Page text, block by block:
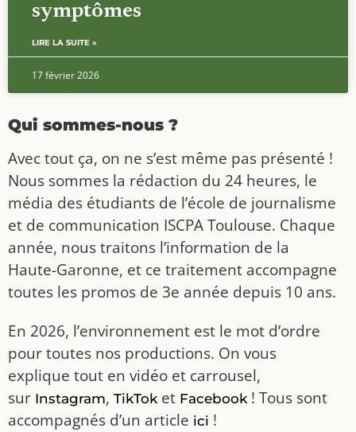
symptômes
LIRE LA SUITE »
17 février 2026
Qui sommes-nous ?
Avec tout ça, on ne s’est même pas présenté !
Nous sommes la rédaction du 24 heures, le
média des étudiants de l’école de journalisme
et de communication ISCPA Toulouse. Chaque
année, nous traitons l’information de la
Haute-Garonne, et ce traitement accompagne
toutes les promos de 3e année depuis 10 ans.
En 2026, l’environnement est le mot d’ordre
pour toutes nos productions. On vous
explique tout en vidéo et carrousel,
sur Instagram, TikToket Facebook! Tous sont
accompagnés d’un article ici !